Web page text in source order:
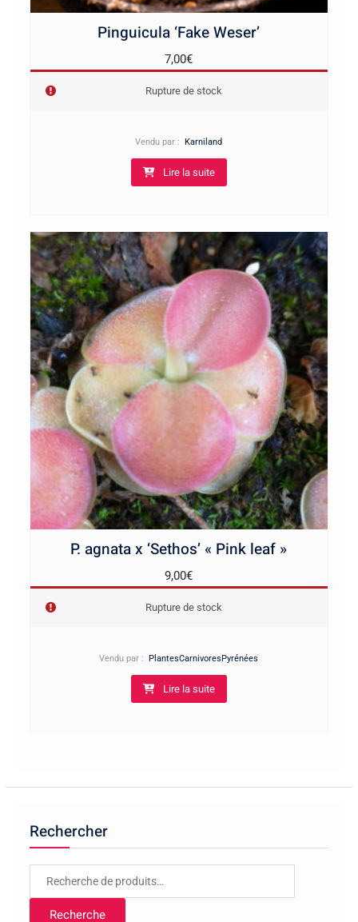
Pinguicula ‘Fake Weser’
7,00€
Rupture de stock
Vendu par :Karniland
Lire la suite
P. agnata x ‘Sethos’ « Pink leaf »
9,00€
Rupture de stock
Vendu par : PlantesCarnivoresPyrénées
Lire la suite
Rechercher
Recherche
Recherche